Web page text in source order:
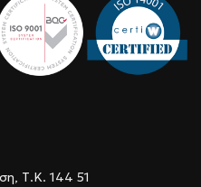
Τ.Κ. 144 51